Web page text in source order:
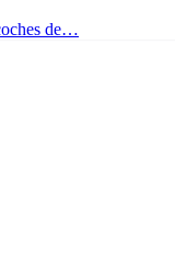
de…